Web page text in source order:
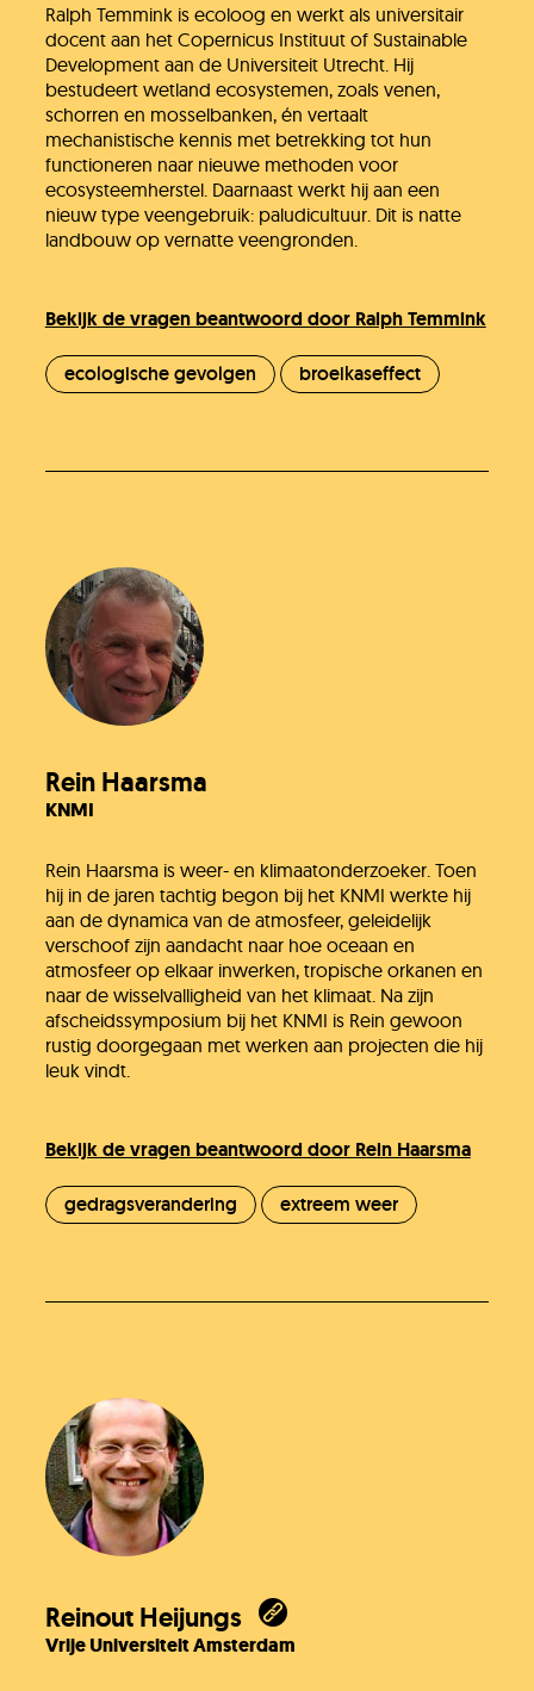
Ralph Temmink is ecoloog en werkt als universitair
docent aan het Copernicus Instituut of Sustainable
Development aan de Universiteit Utrecht. Hij
bestudeert wetland ecosystemen, zoals venen,
schorren en mosselbanken, én vertaalt
mechanistische kennis met betrekking tot hun
functioneren naar nieuwe methoden voor
ecosysteemherstel. Daarnaast werkt hij aan een
nieuw type veengebruik: paludicultuur. Dit is natte
landbouw op vernatte veengronden.
Bekijk de vragen beantwoord door Ralph Temmink
ecologische gevolgen broeikaseffect
Rein Haarsma
KNMI
Rein Haarsma is weer- en klimaatonderzoeker. Toen
hij in de jaren tachtig begon bij het KNMI werkte hij
aan de dynamica van de atmosfeer, geleidelijk
verschoof zijn aandacht naar hoe oceaan en
atmosfeer op elkaar inwerken, tropische orkanen en
naar de wisselvalligheid van het klimaat. Na zijn
afscheidssymposium bij het KNMI is Rein gewoon
rustig doorgegaan met werken aan projecten die hij
leuk vindt.
Bekijk de vragen beantwoord door Rein Haarsma
gedragsverandering extreem weer
Reinout Heijungs
Vrije Universiteit Amsterdam